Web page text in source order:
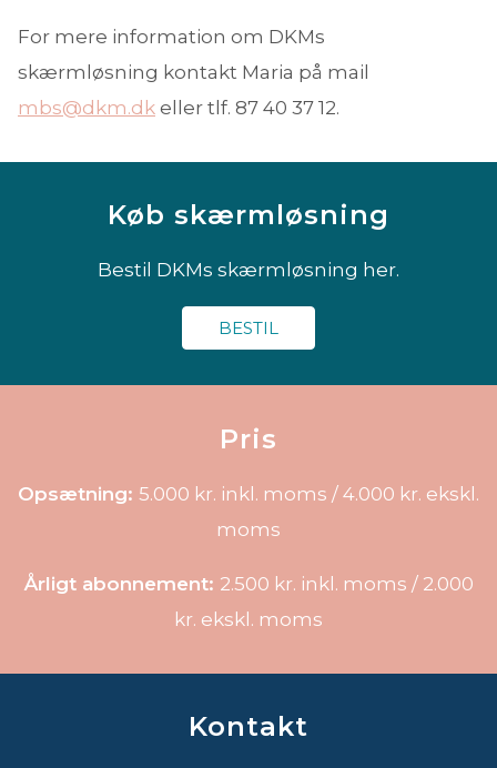
Køb skærmløsning
Bestil DKMs skærmløsning her.
BESTIL
Pris
Opsætning: 5.000 kr. inkl. moms / 4.000 kr. ekskl.
moms
Årligt abonnement: 2.500 kr. inkl. moms / 2.000
kr. ekskl. moms
Kontakt
For mere information om DKMs
skærmløsning kontakt Maria på mail
mbs@dkm.dk eller tlf. 87 40 37 12.